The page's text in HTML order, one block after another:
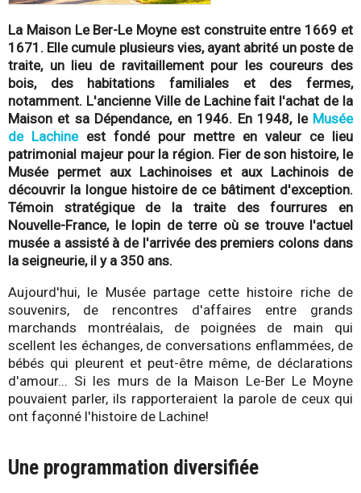
b
e
c
La Maison Le Ber-Le Moyne est construite entre 1669 et
1671. Elle cumule plusieurs vies, ayant abrité un poste de
traite, un lieu de ravitaillement pour les coureurs des
bois, des habitations familiales et des fermes,
notamment. L'ancienne Ville de Lachine fait l'achat de la
Maison et sa Dépendance, en 1946. En 1948, le Musée
de Lachineest fondé pour mettre en valeur ce lieu
patrimonial majeur pour la région. Fier de son histoire, le
Musée permet aux Lachinoises et aux Lachinois de
découvrir la longue histoire de ce bâtiment d'exception.
Témoin stratégique de la traite des fourrures en
Nouvelle-France, le lopin de terre où se trouve l'actuel
musée a assisté à de l'arrivée des premiers colons dans
la seigneurie, il y a 350 ans.
Aujourd'hui, le Musée partage cette histoire riche de
souvenirs, de rencontres d'affaires entre grands
marchands montréalais, de poignées de main qui
scellent les échanges, de conversations enflammées, de
bébés qui pleurent et peut-être même, de déclarations
d'amour... Si les murs de la Maison Le-Ber Le Moyne
pouvaient parler, ils rapporteraient la parole de ceux qui
ont façonné l'histoire de Lachine!
Une programmation diversifiée